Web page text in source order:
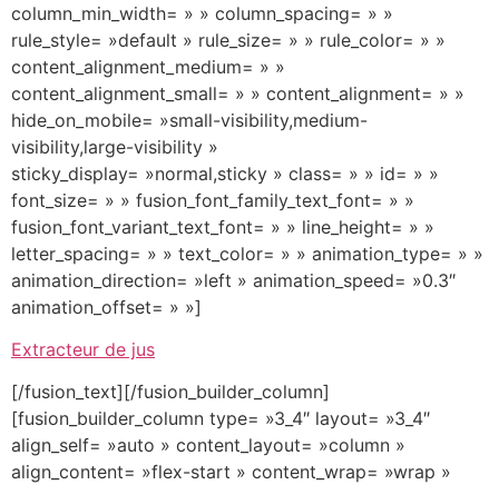
column_min_width= » » column_spacing= » »
rule_style= »default » rule_size= » » rule_color= » »
content_alignment_medium= » »
content_alignment_small= » » content_alignment= » »
hide_on_mobile= »small-visibility,medium-
visibility,large-visibility »
sticky_display= »normal,sticky » class= » » id= » »
font_size= » » fusion_font_family_text_font= » »
fusion_font_variant_text_font= » » line_height= » »
letter_spacing= » » text_color= » » animation_type= » »
animation_direction= »left » animation_speed= »0.3″
animation_offset= » »]
Extracteur de jus
[/fusion_text][/fusion_builder_column]
[fusion_builder_column type= »3_4″ layout= »3_4″
align_self= »auto » content_layout= »column »
align_content= »flex-start » content_wrap= »wrap »